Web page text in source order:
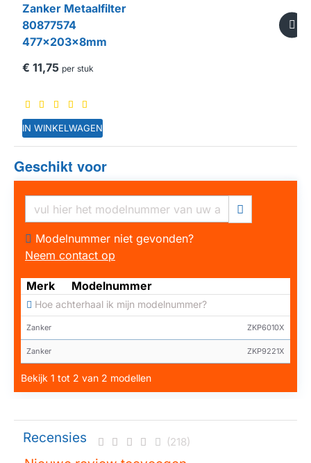
Zanker Metaalfilter
80877574
477x203x8mm
€ 11,75 per stuk
IN WINKELWAGEN
Geschikt voor
Modelnummer niet gevonden?
Neem contact op
Merk Modelnummer
Hoe achterhaal ik mijn modelnummer?
Zanker ZKP6010X
Zanker ZKP9221X
Bekijk 1 tot 2 van 2 modellen
Recensies (218)